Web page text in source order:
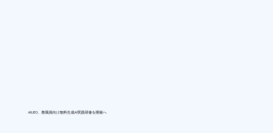
AIUEO、教職員向け無料生成AI実践研修を開催へ